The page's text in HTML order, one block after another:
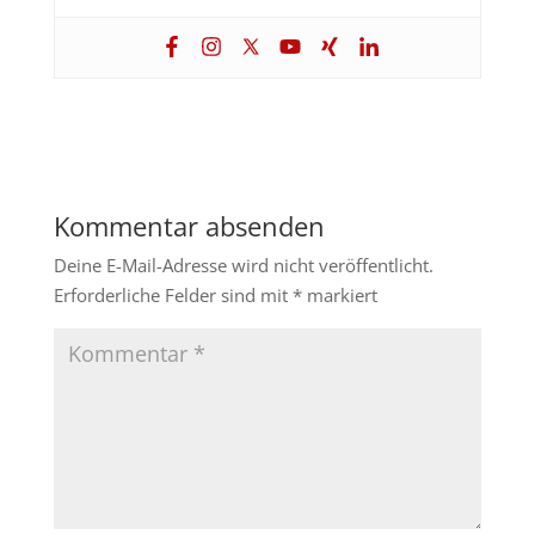
Kommentar absenden
Deine E-Mail-Adresse wird nicht veröffentlicht.
Erforderliche Felder sind mit *markiert